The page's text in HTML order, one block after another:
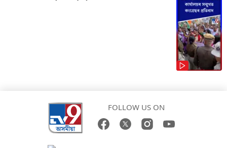
FOLLOW US ON